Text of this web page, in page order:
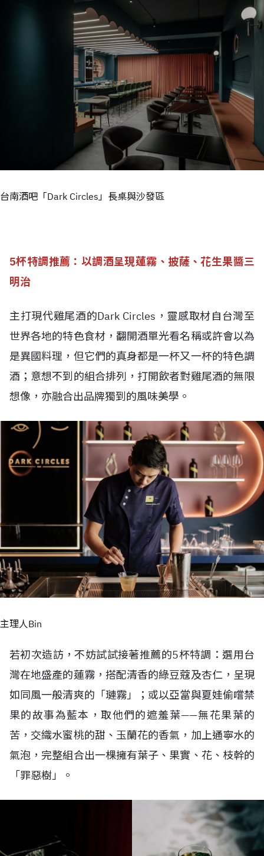
台南酒吧「Dark Circles」長桌與沙發區
5杯特調推薦：以調酒呈現蓮霧、披薩、花生果醬三
明治
主打現代雞尾酒的Dark Circles，靈感取材自台灣至
世界各地的特色食材，翻開酒單光看名稱或許會以為
是異國料理，但它們的真身都是一杯又一杯的特色調
酒；意想不到的組合排列，打開飲者對雞尾酒的無限
想像，亦融合出品牌獨到的風味美學。
主理人Bin
若初次造訪，不妨試試接著推薦的5杯特調：選用台
灣在地盛產的蓮霧，搭配清香的綠豆蔻及杏仁，呈現
如同風一般清爽的「璉霧」；或以亞當與夏娃偷嚐禁
果的故事為藍本，取他們的遮羞葉——無花果葉的
苦，交織水蜜桃的甜、玉蘭花的香氣，加上通寧水的
氣泡，完整組合出一棵擁有葉子、果實、花、枝幹的
「罪惡樹」。